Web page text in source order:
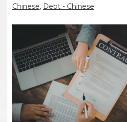
Chinese, Debt - Chinese